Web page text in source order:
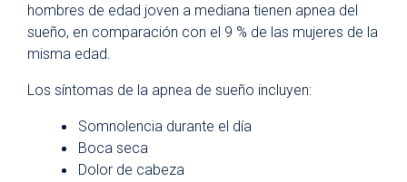
hombres de edad joven a mediana tienen apnea del
sueño, en comparación con el 9 % de las mujeres de la
misma edad.
Los síntomas de la apnea de sueño incluyen:
Somnolencia durante el día
Boca seca
Dolor de cabeza